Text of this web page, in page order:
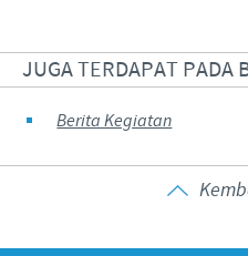
JUGA TERDAPAT PADA
Berita Kegiatan